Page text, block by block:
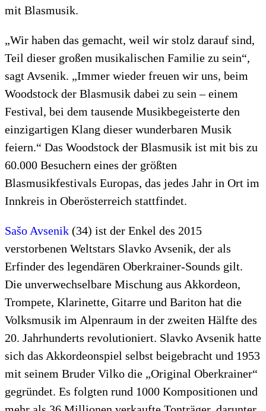
mit Blasmusik.
„Wir haben das gemacht, weil wir stolz darauf sind,
Teil dieser großen musikalischen Familie zu sein“,
sagt Avsenik. „Immer wieder freuen wir uns, beim
Woodstock der Blasmusik dabei zu sein – einem
Festival, bei dem tausende Musikbegeisterte den
einzigartigen Klang dieser wunderbaren Musik
feiern.“ Das Woodstock der Blasmusik ist mit bis zu
60.000 Besuchern eines der größten
Blasmusikfestivals Europas, das jedes Jahr in Ort im
Innkreis in Oberösterreich stattfindet.
Sašo Avsenik (34) ist der Enkel des 2015
verstorbenen Weltstars Slavko Avsenik, der als
Erfinder des legendären Oberkrainer-Sounds gilt.
Die unverwechselbare Mischung aus Akkordeon,
Trompete, Klarinette, Gitarre und Bariton hat die
Volksmusik im Alpenraum in der zweiten Hälfte des
20. Jahrhunderts revolutioniert. Slavko Avsenik hatte
sich das Akkordeonspiel selbst beigebracht und 1953
mit seinem Bruder Vilko die „Original Oberkrainer“
gegründet. Es folgten rund 1000 Kompositionen und